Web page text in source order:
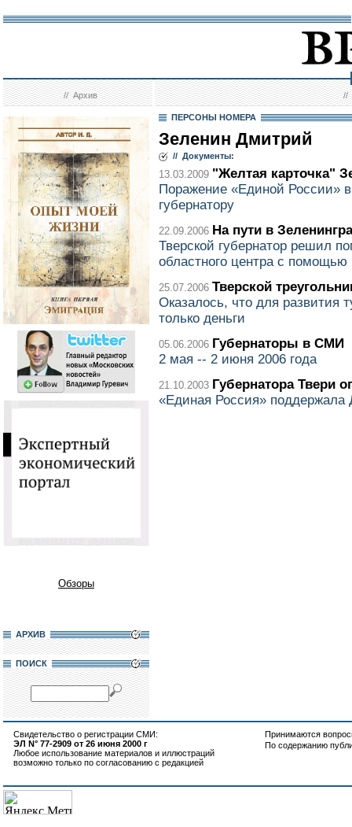
//Архив //
Обзоры
АРХИВ
ПОИСК
ПЕРСОНЫ НОМЕРА
Зеленин Дмитрий
// Документы:
13.03.2009 "Желтая карточка"
Поражение «Единой России»
губернатору
22.09.2006 На пути в
Тверской губернатор решил
областного центра с помощью
25.07.2006 Тверской
Оказалось, что для развития
только деньги
05.06.2006 Губернаторы в СМИ
2 мая -- 2 июня 2006 года
21.10.2003 Губернатора Твери
«Единая Россия» поддержала
Свидетельство о регистрации СМИ:
ЭЛ N° 77-2909 от 26 июня 2000 г
Любое использование материалов и иллюстраций
возможно только по согласованию с редакцией
Принимаются
По содержанию